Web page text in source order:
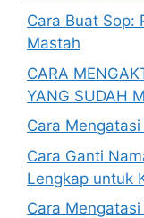
Cara Buat Sop:
Mastah
CARA
YANG SUDAH
Cara Mengatasi
Cara Ganti
Lengkap untuk
Cara